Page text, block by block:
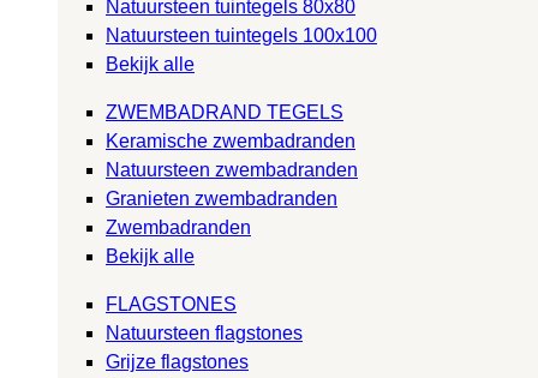
Natuursteen tuintegels 80x80
Natuursteen tuintegels 100x100
Bekijk alle
ZWEMBADRAND TEGELS
Keramische zwembadranden
Natuursteen zwembadranden
Granieten zwembadranden
Zwembadranden
Bekijk alle
FLAGSTONES
Natuursteen flagstones
Grijze flagstones